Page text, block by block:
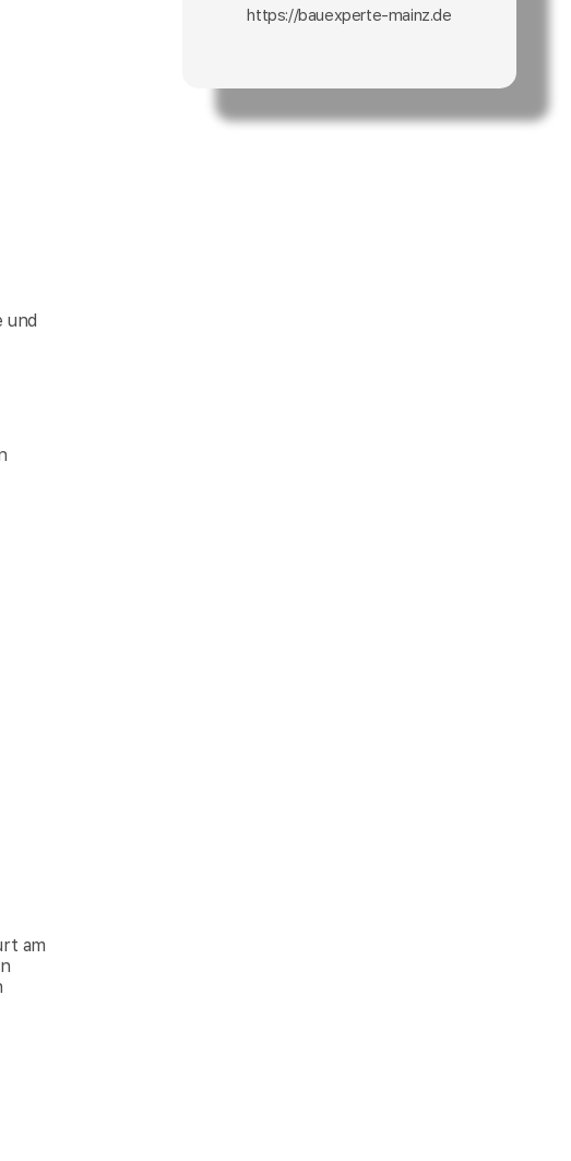
und
am
https://bauexperte-mainz.de